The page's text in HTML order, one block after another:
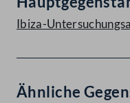
Ibiza-
Ähnliche